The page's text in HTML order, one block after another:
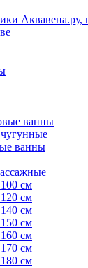
ванны
ванны
см
см
см
см
см
см
см